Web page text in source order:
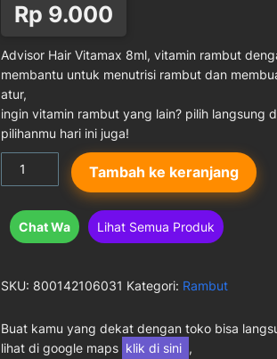
Rp 9.000
Advisor Hair Vitamax 8ml, vitamin rambut
membantu untuk menutrisi rambut dan
atur,
ingin vitamin rambut yang lain? pilih langsung
pilihanmu hari ini juga!
Kuantitas
Vitamax
8ml
Tambah ke keranjang
Chat Wa Lihat Semua Produk
SKU: 800142106031 Kategori: Rambut
Buat kamu yang dekat dengan toko bisa
lihat di google maps klik di sini ,